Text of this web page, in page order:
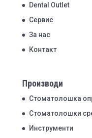
Dental Outlet
Сервис
За нас
Контакт
Производи
Стоматолошка
Стоматолошки
Инструменти